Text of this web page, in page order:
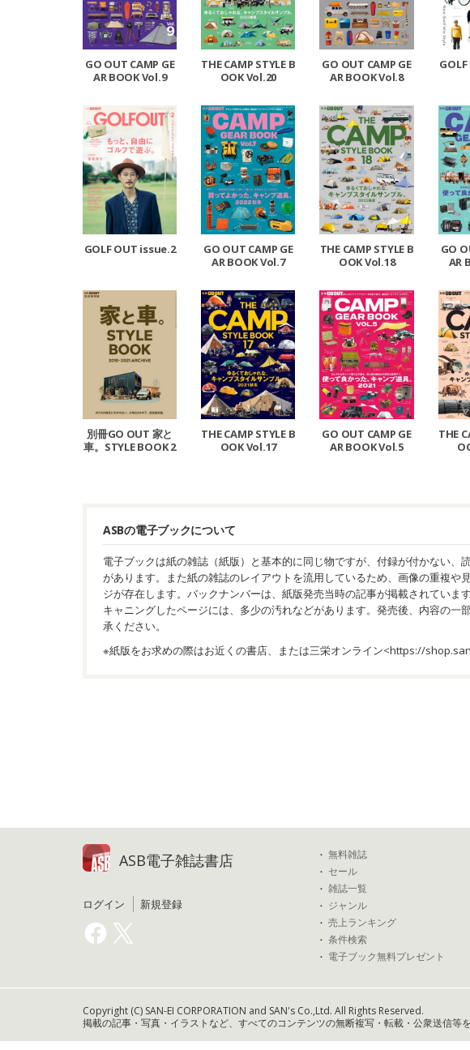
GO OUT CAMP GE
AR BOOK Vol.9
THE CAMP STYLE B
OOK Vol.20
GO OUT CAMP GE
AR BOOK Vol.8
GOLF OUT issue.2
GO OUT CAMP GE
AR BOOK Vol.7
THE CAMP STYLE B
OOK Vol.18
GO
AR
別冊GO OUT 家と
車。STYLE BOOK 2
THE CAMP STYLE B
OOK Vol.17
GO OUT CAMP GE
AR BOOK Vol.5
THE
ASBの電子ブックについて
電子ブックは紙の雑誌（紙版）と基本的に同じ物ですが、付録が付かない
があります。また紙の雑誌のレイアウトを流用しているため、画像の重複や
ジが存在します。バックナンバーは、紙版発売当時の記事が掲載されてい
キャニングしたページには、多少の汚れなどがあります。発売後、内容の一
承ください。
※紙版をお求めの際はお近くの書店、または三栄オンライン<https://
ASB電子雑誌書店
ログイン 新規登録
無料雑誌
セール
雑誌一覧
ジャンル
売上ランキング
条件検索
電子ブック無料プレゼント
Copyright (C) SAN-EI CORPORATION and SAN's Co.,Ltd. All Rights Reserved.
掲載の記事・写真・イラストなど、すべてのコンテンツの無断複写・転載・公衆送信等を